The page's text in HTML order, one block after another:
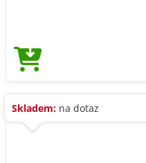
Skladem: na dotaz